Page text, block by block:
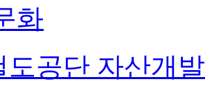
화
도공단 자산개